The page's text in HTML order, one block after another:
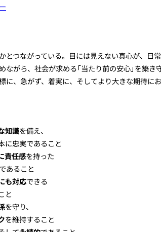
とつながっている。目には見えない真心が、日
ながら、社会が求める「当たり前の安心」を築き
に、急がず、着実に、そしてより大きな期待に
知識を備え、
に忠実であること
責任感を持った
あること
も対応できる
と
を守り、
を維持すること